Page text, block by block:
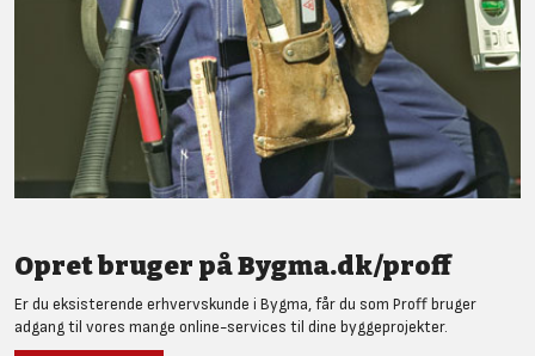
Opret bruger på Bygma.dk/proff
Er du eksisterende erhvervskunde i Bygma, får du som Proff bruger
adgang til vores mange online-services til dine byggeprojekter.